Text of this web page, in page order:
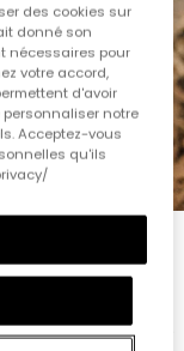
imprimé en
des cookies sur
donné son
nécessaires pour
votre accord,
d'avoir
notre
Acceptez-vous
qu'ils